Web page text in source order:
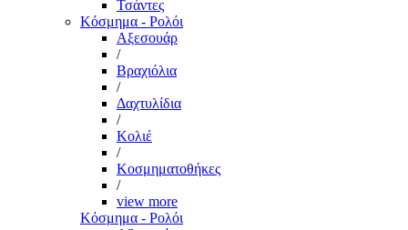
Τσάντες
Κόσμημα - Ρολόι
Αξεσουάρ
/
Βραχιόλια
/
Δαχτυλίδια
/
Κολιέ
/
Κοσμηματοθήκες
/
view more
Κόσμημα - Ρολόι